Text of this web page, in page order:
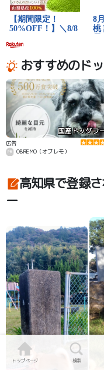
おすすめのド
国産ドッグフ
広告
OBREMO（オブレモ）
高知県で登録
ー
トップページ 検索